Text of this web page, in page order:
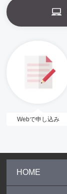
Webで申し込み
HOME